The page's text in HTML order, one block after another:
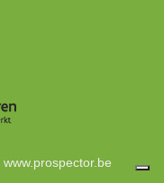
www.prospector.be